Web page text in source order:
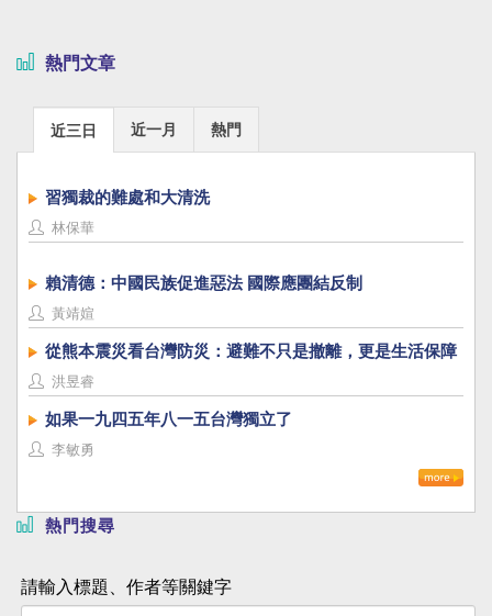
熱門文章
近三日 近一月 熱門
習獨裁的難處和大清洗
林保華
賴清德：中國民族促進惡法 國際應團結反制
黃靖媗
從熊本震災看台灣防災：避難不只是撤離，更是生活保障
洪昱睿
如果一九四五年八一五台灣獨立了
李敏勇
熱門搜尋
請輸入標題、作者等關鍵字